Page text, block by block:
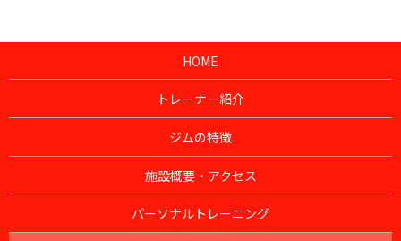
HOME
トレーナー紹介
ジムの特徴
施設概要・アクセス
パーソナルトレーニング